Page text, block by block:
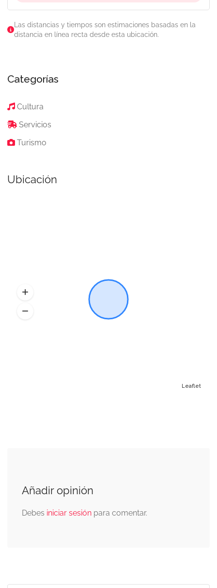
Las distancias y tiempos son estimaciones basadas en la
distancia en línea recta desde esta ubicación.
Categorías
Cultura
Servicios
Turismo
Ubicación
Leaflet
Añadir opinión
Debes iniciar sesión para comentar.